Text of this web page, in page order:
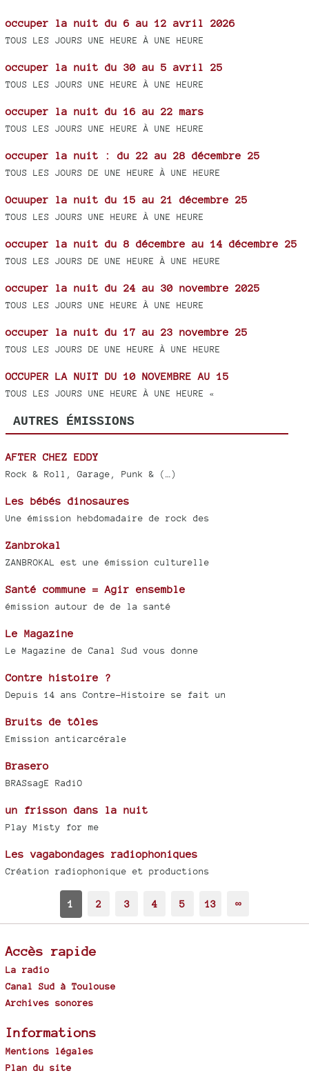
occuper la nuit du 6 au 12 avril 2026
TOUS LES JOURS UNE HEURE À UNE HEURE
occuper la nuit du 30 au 5 avril 25
TOUS LES JOURS UNE HEURE À UNE HEURE
occuper la nuit du 16 au 22 mars
TOUS LES JOURS UNE HEURE À UNE HEURE
occuper la nuit : du 22 au 28 décembre 25
TOUS LES JOURS DE UNE HEURE À UNE HEURE
Ocuuper la nuit du 15 au 21 décembre 25
TOUS LES JOURS UNE HEURE À UNE HEURE
occuper la nuit du 8 décembre au 14 décembre 25
TOUS LES JOURS DE UNE HEURE À UNE HEURE
occuper la nuit du 24 au 30 novembre 2025
TOUS LES JOURS UNE HEURE À UNE HEURE
occuper la nuit du 17 au 23 novembre 25
TOUS LES JOURS DE UNE HEURE À UNE HEURE
OCCUPER LA NUIT DU 10 NOVEMBRE AU 15
TOUS LES JOURS UNE HEURE À UNE HEURE «
AUTRES ÉMISSIONS
AFTER CHEZ EDDY
Rock & Roll, Garage, Punk & (…)
Les bébés dinosaures
Une émission hebdomadaire de rock des
Zanbrokal
ZANBROKAL est une émission culturelle
Santé commune = Agir ensemble
émission autour de de la santé
Le Magazine
Le Magazine de Canal Sud vous donne
Contre histoire ?
Depuis 14 ans Contre-Histoire se fait un
Bruits de tôles
Emission anticarcérale
Brasero
BRASsagE RadiO
un frisson dans la nuit
Play Misty for me
Les vagabondages radiophoniques
Création radiophonique et productions
1 2 3 4 5 13 ∞
Accès rapide
La radio
Canal Sud à Toulouse
Archives sonores
Informations
Mentions légales
Plan du site